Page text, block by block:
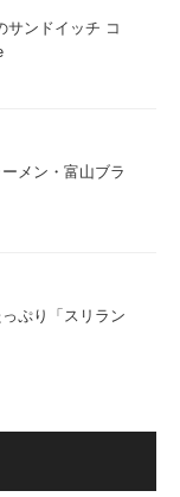
サンドイッチ コ
メン・富山ブラ
ぷり「スリラン